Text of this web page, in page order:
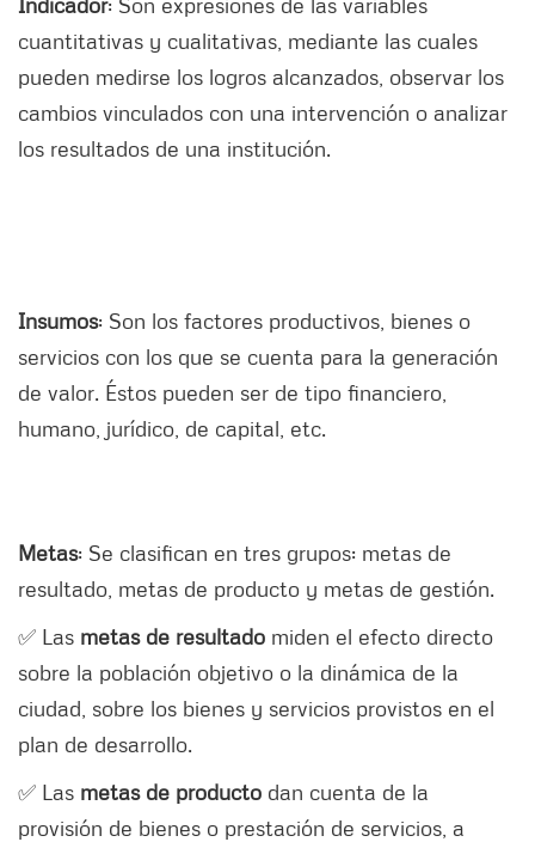
cuantitativas y cualitativas, mediante las cuales
pueden medirse los logros alcanzados, observar los
cambios vinculados con una intervención o analizar
los resultados de una institución.
Insumos: Son los factores productivos, bienes o
servicios con los que se cuenta para la generación
de valor. Éstos pueden ser de tipo financiero,
humano, jurídico, de capital, etc.
Metas: Se clasifican en tres grupos: metas de
resultado, metas de producto y metas de gestión.
✅ Las metas de resultado miden el efecto directo
sobre la población objetivo o la dinámica de la
ciudad, sobre los bienes y servicios provistos en el
plan de desarrollo.
✅ Las metas de producto dan cuenta de la
provisión de bienes o prestación de servicios, a